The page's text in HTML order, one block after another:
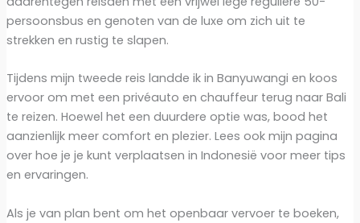
persoonsbus en genoten van de luxe om zich uit te
strekken en rustig te slapen.
Tijdens mijn tweede reis landde ik in Banyuwangi en koos
ervoor om met een privéauto en chauffeur terug naar Bali
te reizen. Hoewel het een duurdere optie was, bood het
aanzienlijk meer comfort en plezier. Lees ook mijn pagina
over hoe je je kunt verplaatsen in Indonesië voor meer tips
en ervaringen.
Als je van plan bent om het openbaar vervoer te boeken,